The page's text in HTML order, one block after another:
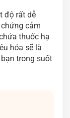
độ rất dễ
cảm
thuốc hạ
hóa sẽ là
trong suốt